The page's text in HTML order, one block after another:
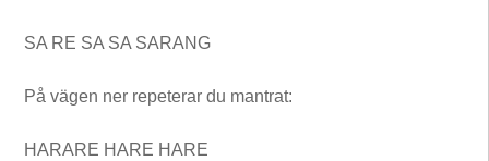
SA RE SA SA SARANG
På vägen ner repeterar du mantrat:
HARARE HARE HARE